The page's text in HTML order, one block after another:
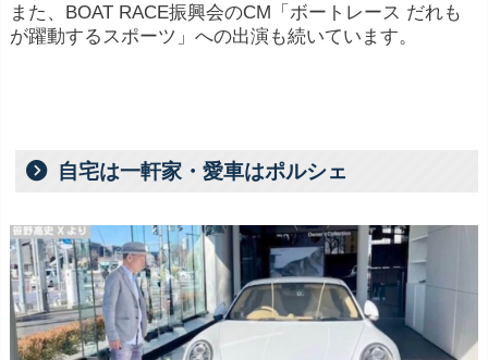
また、BOAT RACE振興会のCM「ボートレース だれも
が躍動するスポーツ」への出演も続いています。
自宅は一軒家・愛車はポルシェ